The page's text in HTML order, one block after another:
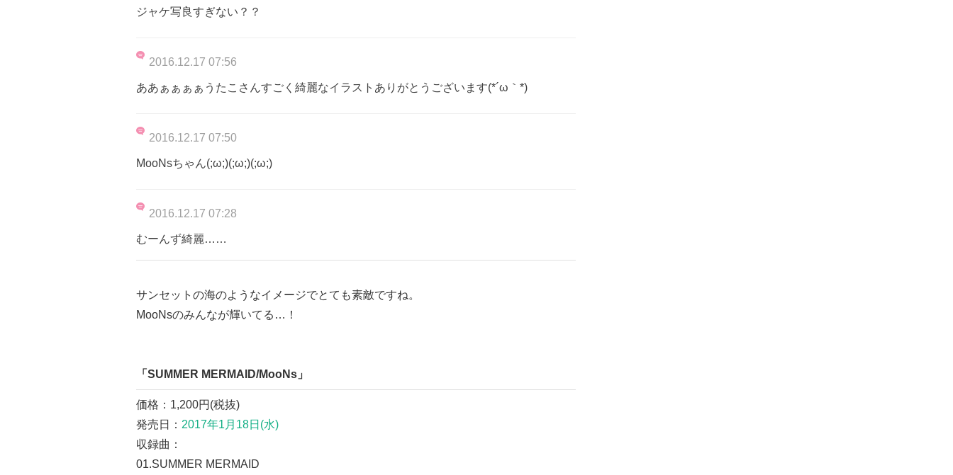
ジャケ写良すぎない？？
2016.12.17 07:56
ああぁぁぁぁうたこさんすごく綺麗なイラストありがとうございます(*´ω｀*)
2016.12.17 07:50
MooNsちゃん(;ω;)(;ω;)(;ω;)
2016.12.17 07:28
むーんず綺麗……
サンセットの海のようなイメージでとても素敵ですね。
MooNsのみんなが輝いてる…！
「SUMMER MERMAID/MooNs」
価格：1,200円(税抜)
発売日： 2017年1月18日(水)
収録曲：
01.SUMMER MERMAID